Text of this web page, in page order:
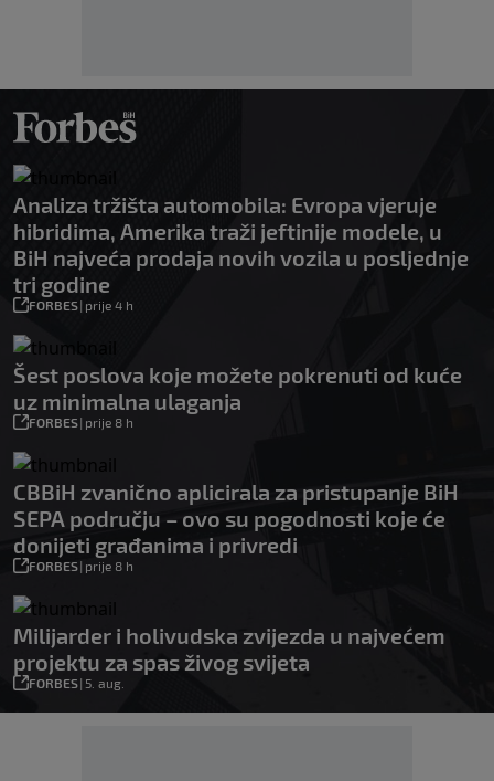
Analiza tržišta automobila: Evropa vjeruje
hibridima, Amerika traži jeftinije modele, u
BiH najveća prodaja novih vozila u posljednje
tri godine
FORBES| prije 4 h
Šest poslova koje možete pokrenuti od kuće
uz minimalna ulaganja
FORBES| prije 8 h
CBBiH zvanično aplicirala za pristupanje BiH
SEPA području – ovo su pogodnosti koje će
donijeti građanima i privredi
FORBES| prije 8 h
Milijarder i holivudska zvijezda u najvećem
projektu za spas živog svijeta
FORBES| 5. aug.